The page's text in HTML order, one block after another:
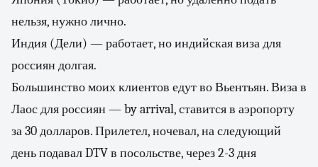
нельзя, нужно лично.
Индия (Дели) — работает, но индийская виза для
россиян долгая.
Большинство моих клиентов едут во Вьентьян. Виза в
Лаос для россиян — by arrival, ставится в аэропорту
за 30 долларов. Прилетел, ночевал, на следующий
день подавал DTV в посольстве, через 2-3 дня